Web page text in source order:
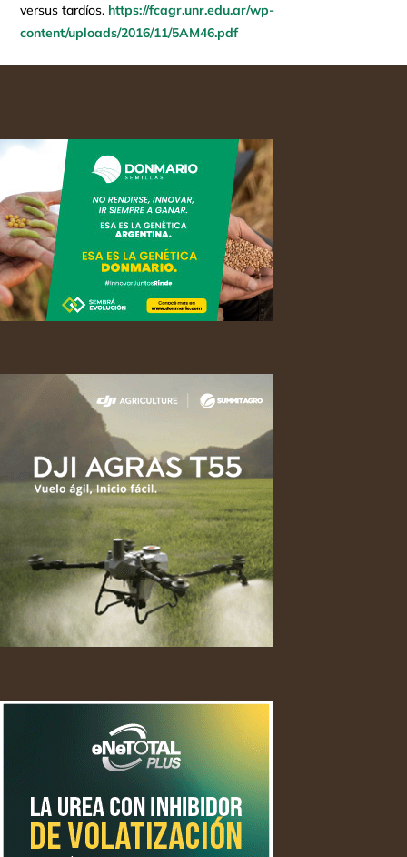
versus tardíos. https://fcagr.unr.edu.ar/wp-
content/uploads/2016/11/5AM46.pdf